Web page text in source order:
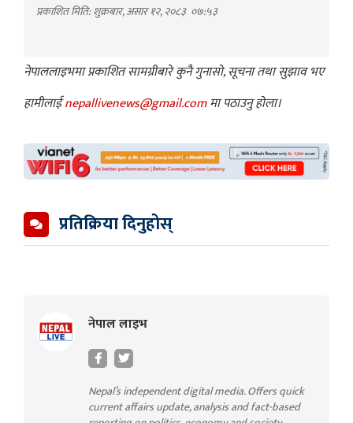
प्रकाशित मिति: शुक्रबार, असार १२, २०८३ ०७:५३
नेपाललाइभमा प्रकाशित सामग्रीबारे कुनै गुनासो, सूचना तथा सुझाव भए
हामीलाईnepallivenews@gmail.comमा पठाउनु होला।
प्रतिक्रिया दिनुहोस्
नेपाल लाइभ
Nepal’s independent digital media. Offers quick
current affairs update, analysis and fact-based